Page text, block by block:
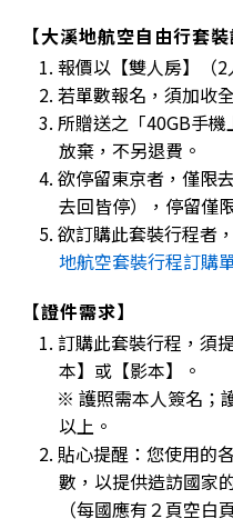
【大溪地航空自由行套裝
1. 報價以【雙人房】（2
2. 若單數報名，須加收
3. 所贈送之「40GB手
放棄，不另退費。
4. 欲停留東京者，僅限
去回皆停），停留僅
5. 欲訂購此套裝行程者
地航空套裝行程訂購
【證件需求】
1. 訂購此套裝行程，須
本】或【影本】。
※ 護照需本人簽名；
以上。
2. 貼心提醒：您使用的
數，以提供造訪國家
（每國應有２頁空白頁